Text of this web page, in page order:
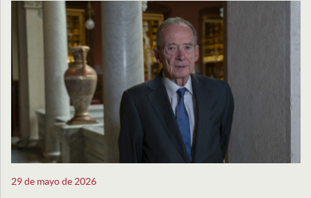
29 de mayo de 2026